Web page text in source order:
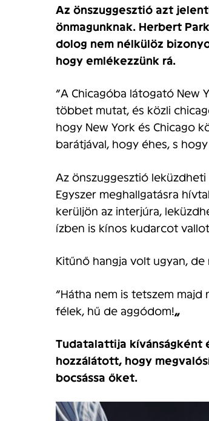
Az önszuggesztió azt
önmagunknak. Herbert
dolog nem nélkülöz
hogy emlékezzünk rá.
“A Chicagóba látogató New
többet mutat, és közli
hogy New York és Chicago
barátjával, hogy éhes, s
Az önszuggesztió
Egyszer meghallgatásra
kerüljön az interjúra,
ízben is kínos kudarcot
Kitűnő hangja volt ugyan,
“Hátha nem is tetszem
félek, hű de aggódom!„
Tudatalattija kívánságként
hozzálátott, hogy
bocsássa őket.